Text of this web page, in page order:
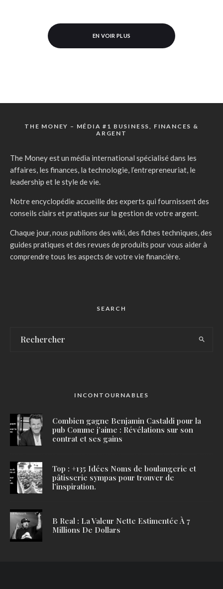
EN VOIR PLUS
THE MONEY – MÉDIA #1 BUSINESS, FINANCES &
ARGENT
The Money est un média international spécialisé dans les
affaires, les finances, la technologie, l’entrepreneuriat, le
leadership et le style de vie.
Notre encyclopédie accueille des experts qui fournissent des
conseils clairs et pratiques sur la gestion de votre argent.
Chaque jour, nous publions des wiki, des fiches techniques, des
guides pratiques et des revues de produits pour vous aider à
comprendre tous les aspects de votre vie financière.
SEARCH
INCONTOURNABLES
Combien gagne Benjamin Castaldi pour la
pub Comme j’aime : Révélations sur son
contrat et ses gains
Top : +135 Idées Noms de boulangerie et
pâtisserie sympas pour trouver de
l’inspiration.
B Real : La Valeur Nette Estimentée À 7
Millions De Dollars